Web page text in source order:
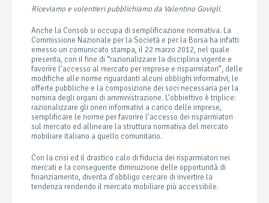
Riceviamo e volentieri pubblichiamo da Valentino Govigli.
Anche la Consob si occupa di semplificazione normativa. La
Commissione Nazionale per la Società e per la Borsa ha infatti
emesso un comunicato stampa, il 22 marzo 2012, nel quale
presenta, con il fine di “razionalizzare la disciplina vigente e
favorire l’accesso al mercato per imprese e risparmiatori”, delle
modifiche alle norme riguardanti alcuni obblighi informativi, le
offerte pubbliche e la composizione dei soci necessaria per la
nomina degli organi di amministrazione. L’obbiettivo è triplice:
razionalizzare gli oneri informativi a carico delle imprese,
semplificare le norme per favorire l’accesso dei risparmiatori
sul mercato ed allineare la struttura normativa del mercato
mobiliare italiano a quello comunitario.
Con la crisi ed il drastico calo di fiducia dei risparmiatori nei
mercati e la conseguente diminuzione delle opportunità di
finanziamento, diventa d’obbligo cercare di invertire la
tendenza rendendo il mercato mobiliare più accessibile.